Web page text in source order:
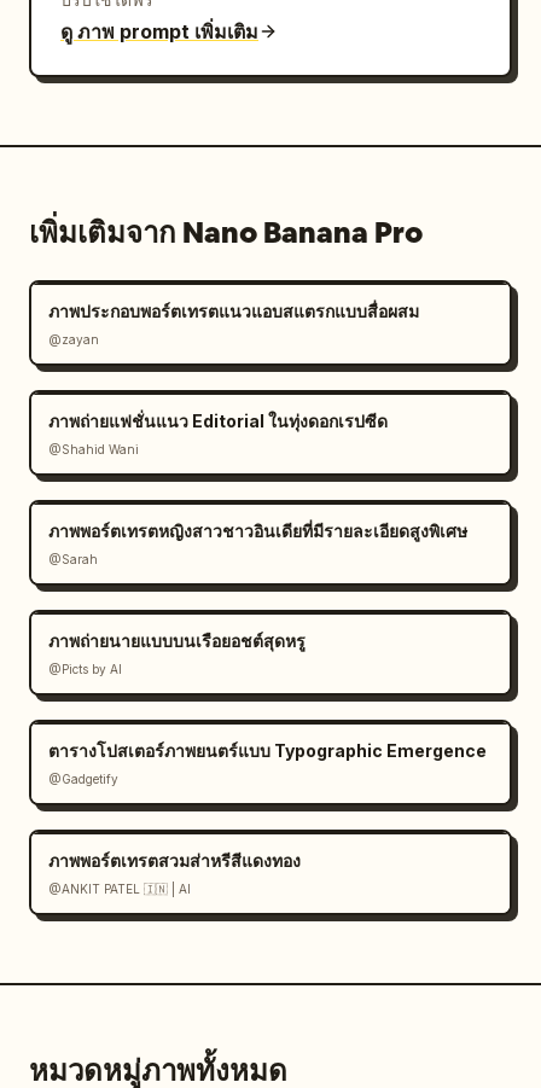
ดู ภาพ prompt เพิ่มเติม
เพิ่มเติมจาก Nano Banana Pro
ภาพประกอบพอร์ตเทรตแนวแอบสแตรกแบบสื่อผสม
@zayan
ภาพถ่ายแฟชั่นแนว Editorial ในทุ่งดอกเรปซีด
@Shahid Wani
ภาพพอร์ตเทรตหญิงสาวชาวอินเดียที่มีรายละเอียดสูงพิเศษ
@Sarah
ภาพถ่ายนายแบบบนเรือยอชต์สุดหรู
@Picts by AI
ตารางโปสเตอร์ภาพยนตร์แบบ Typographic Emergence
@Gadgetify
ภาพพอร์ตเทรตสวมส่าหรีสีแดงทอง
@ANKIT PATEL 🇮🇳 | AI
หมวดหมู่ภาพทั้งหมด